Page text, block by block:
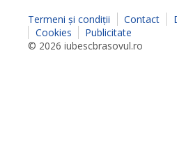
Termeni şi condiţii
Contact
Cookies
Publicitate
© 2026 iubescbrasovul.ro